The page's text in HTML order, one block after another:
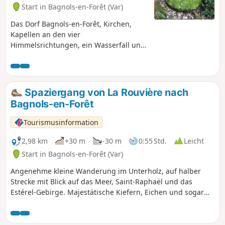
Dieser Text von L. Henseling aus dem Jahr 1934 ist nach wie
vor aktuell.
Start in Bagnols-en-Forêt (Var)
Das Dorf Bagnols-en-Forêt, Kirchen,
Kapellen an den vier
Himmelsrichtungen, ein Wasserfall und
Programm dieser Wanderung, die reich
an bemerkenswerten
Sehenswürdigkeiten ist. Schöner Wald
mit Kiefern und Korkeichen. Letztere
bieten ein einzigartiges Material, die
Rinde, die sich nach jedem Ernten
regeneriert.
Spaziergang von La Rouvière nach
Bagnols-en-Forêt
Tourismusinformation
2,98 km
+30 m -30 m 0:55 Std.
Leicht
Start in Bagnols-en-Forêt (Var)
Angenehme kleine Wanderung im Unterholz, auf halber
Strecke mit Blick auf das Meer, Saint-Raphaël und das
Estérel-Gebirge. Majestätische Kiefern, Eichen und sogar
Zistrosen Ihren Spaziergang, im Sommer Zikaden und im